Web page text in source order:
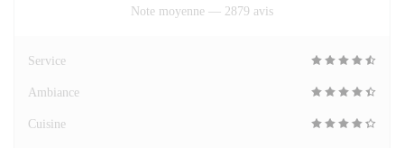
Note moyenne — 2879 avis
Service
Ambiance
Cuisine